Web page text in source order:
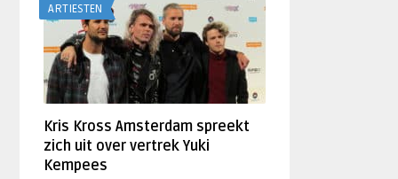
ARTIESTEN
Kris Kross Amsterdam spreekt
zich uit over vertrek Yuki
Kempees